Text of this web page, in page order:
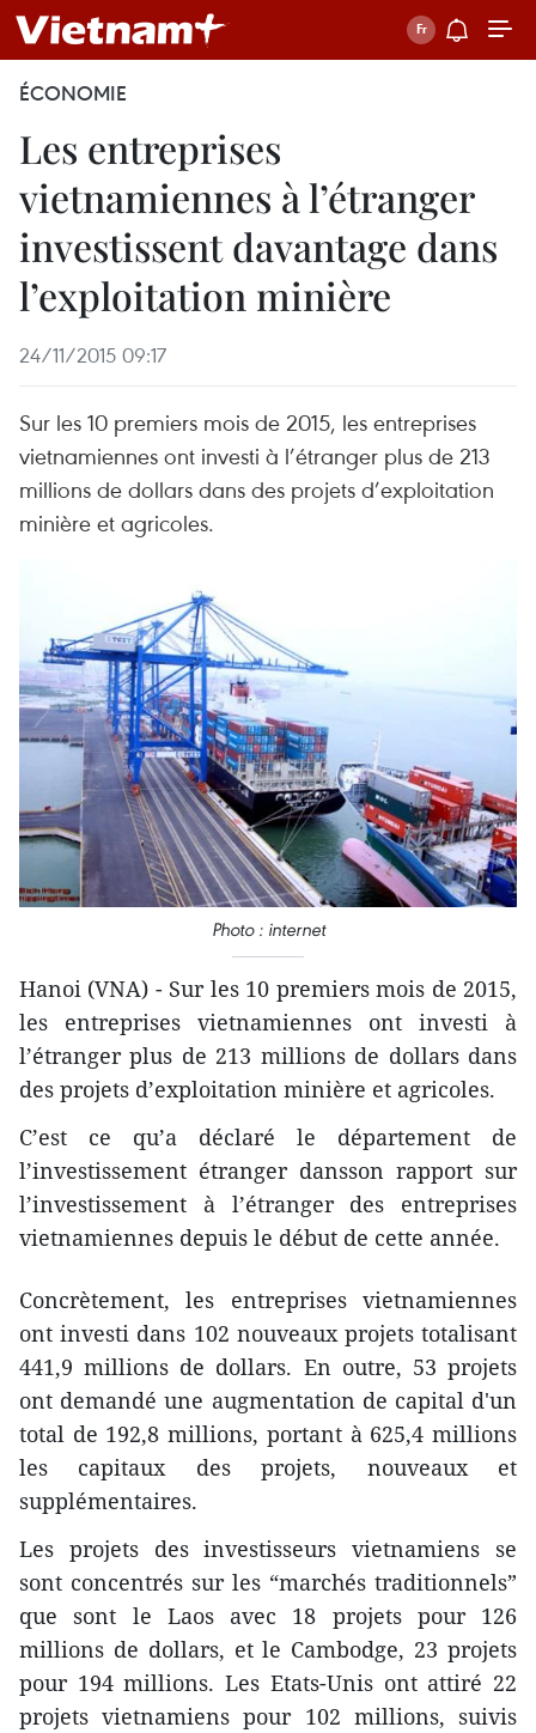
ÉCONOMIE
Les entreprises
vietnamiennes à l’étranger
investissent davantage dans
l’exploitation minière
24/11/2015 09:17
Sur les 10 premiers mois de 2015, les entreprises
vietnamiennes ont investi à l’étranger plus de 213
millions de dollars dans des projets d’exploitation
minière et agricoles.
Photo : internet
Hanoi (VNA) - Sur les 10 premiers mois de 2015,
les entreprises vietnamiennes ont investi à
l’étranger plus de 213 millions de dollars dans
des projets d’exploitation minière et agricoles.
C’est ce qu’a déclaré le département de
l’investissement étranger dansson rapport sur
l’investissement à l’étranger des entreprises
vietnamiennes depuis le début de cette année.
Concrètement, les entreprises vietnamiennes
ont investi dans 102 nouveaux projets totalisant
441,9 millions de dollars. En outre, 53 projets
ont demandé ​une augmentation de capital d'un
total de 192,8 millions, portant à 625,4 millions
les capitaux des projets, nouveaux et
supplémentaires.
Les projets des investisseurs vietnamiens se
sont concentrés sur les “marchés traditionnels”
que sont le Laos avec 18 projets pour 126
millions de dollars, et le Cambodge, 23 projets
pour 194 millions. Les Etats-Unis ont attiré 22
projets vietnamiens pour 102 millions, suivis